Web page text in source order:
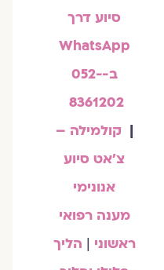
סיוע דרך
WhatsApp
ב-052-
8361202
| קולמילה –
צ'אט סיוע
אנונימי
מענה רפואי
ראשוני| הליך